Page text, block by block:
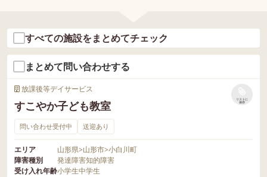
すべての施設をまとめてチェック
まとめて問い合わせする
放課後等デイサービス
すこやか子ども教室
リストに
保存
問い合わせ受付中 送迎あり
エリア 山形県>山形市>小白川町
障害種別
発達障害知的障害
受け入れ年齢小学生中学生